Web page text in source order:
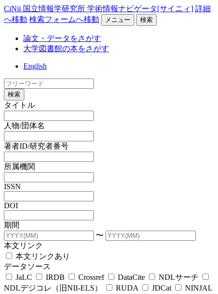
CiNii 国立情報学研究所 学術情報ナビゲータ[サイニィ] 詳細
へ移動 検索フォームへ移動 メニュー 検索
論文・データをさがす
大学図書館の本をさがす
English
検索
タイトル
人物/団体名
著者ID/研究者番号
所属機関
ISSN
DOI
期間
〜
本文リンク
本文リンクあり
データソース
JaLC
IRDB Crossref DataCite
NDLサーチ
NDLデジコレ（旧NII-ELS）
RUDA JDCat
NINJAL